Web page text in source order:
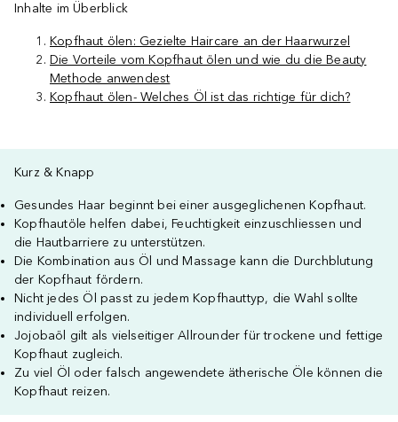
Inhalte im Überblick
Kopfhaut ölen: Gezielte Haircare an der Haarwurzel
Die Vorteile vom Kopfhaut ölen und wie du die Beauty
Methode anwendest
Kopfhaut ölen- Welches Öl ist das richtige für dich?
Kurz & Knapp
Gesundes Haar beginnt bei einer ausgeglichenen Kopfhaut.
Kopfhautöle helfen dabei, Feuchtigkeit einzuschliessen und
die Hautbarriere zu unterstützen.
Die Kombination aus Öl und Massage kann die Durchblutung
der Kopfhaut fördern.
Nicht jedes Öl passt zu jedem Kopfhauttyp, die Wahl sollte
individuell erfolgen.
Jojobaöl gilt als vielseitiger Allrounder für trockene und fettige
Kopfhaut zugleich.
Zu viel Öl oder falsch angewendete ätherische Öle können die
Kopfhaut reizen.